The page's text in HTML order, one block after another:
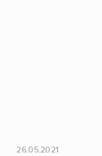
26.05.2021